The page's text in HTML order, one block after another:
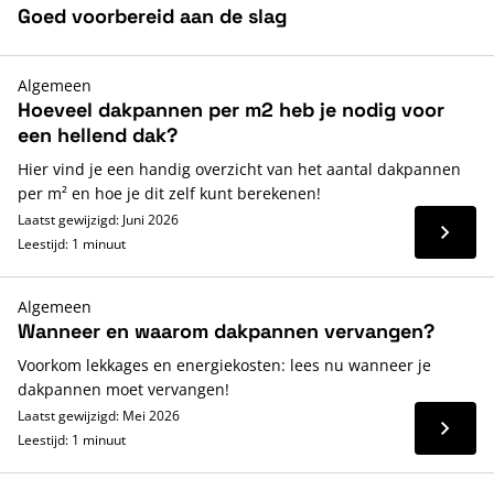
Goed voorbereid aan de slag
Algemeen
Hoeveel dakpannen per m2 heb je nodig voor
een hellend dak?
Hier vind je een handig overzicht van het aantal dakpannen
per m² en hoe je dit zelf kunt berekenen!
Laatst gewijzigd: Juni 2026
Leestijd: 1 minuut
Lees
Algemeen
Wanneer en waarom dakpannen vervangen?
Voorkom lekkages en energiekosten: lees nu wanneer je
dakpannen moet vervangen!
Laatst gewijzigd: Mei 2026
Leestijd: 1 minuut
Lees